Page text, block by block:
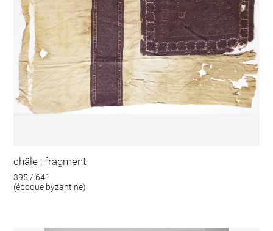
châle ; fragment
395 / 641
(époque byzantine)